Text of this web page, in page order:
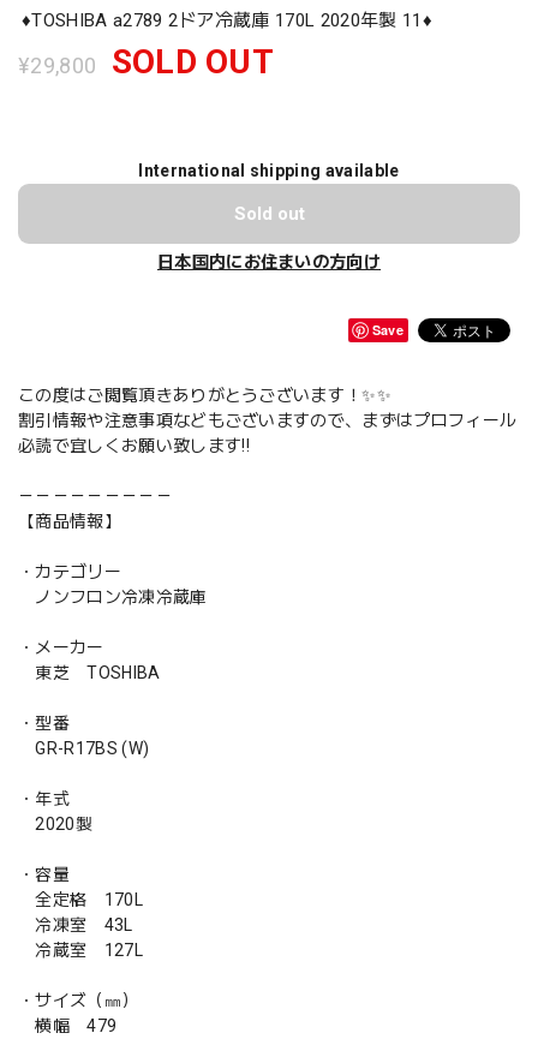
♦️TOSHIBA a2789 2ドア冷蔵庫 170L 2020年製 11♦️
¥29,800 SOLD OUT
International shipping available
Sold out
日本国内にお住まいの方向け
Save
この度はご閲覧頂きありがとうございます！✨✨
割引情報や注意事項などもございますので、まずはプロフィール
必読で宜しくお願い致します‼️
－－－－－－－－－
【商品情報】
・カテゴリー
ノンフロン冷凍冷蔵庫
・メーカー
東芝 TOSHIBA
・型番
GR-R17BS (W)
・年式
2020製
・容量
全定格 170L
冷凍室 43L
冷蔵室 127L
・サイズ（㎜）
横幅 479